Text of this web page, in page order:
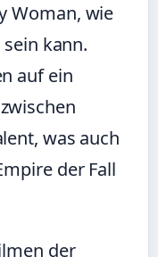
Woman, wie
kann.
auf ein
was auch
der Fall
der